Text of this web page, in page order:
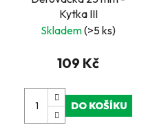
Kytka III
Skladem(>5 ks)
109 Kč
DO KOŠÍKU